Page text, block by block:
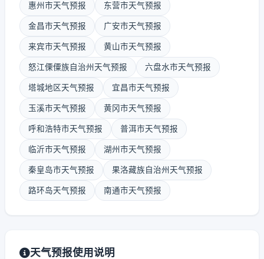
惠州市天气预报 东营市天气预报
金昌市天气预报 广安市天气预报
来宾市天气预报 黄山市天气预报
怒江傈僳族自治州天气预报 六盘水市天气预报
塔城地区天气预报 宜昌市天气预报
玉溪市天气预报 黄冈市天气预报
呼和浩特市天气预报 普洱市天气预报
临沂市天气预报 湖州市天气预报
秦皇岛市天气预报 果洛藏族自治州天气预报
路环岛天气预报 南通市天气预报
天气预报使用说明